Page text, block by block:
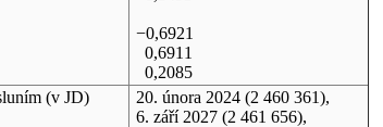
−0,6921
0,6911
0,2085
(v JD) 20. února 2024(2 460 361),
6. září 2027(2 461 656),